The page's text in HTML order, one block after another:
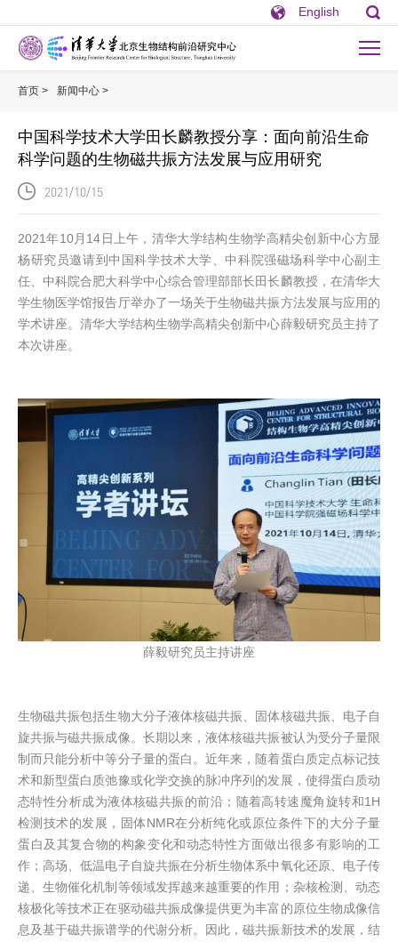
English
首页 > 新闻中心 >
中国科学技术大学田长麟教授分享：面向前沿生命
科学问题的生物磁共振方法发展与应用研究
2021/10/15
2021年10月14日上午，清华大学结构生物学高精尖创新中心方显
杨研究员邀请到中国科学技术大学、中科院强磁场科学中心副主
任、中科院合肥大科学中心综合管理部部长田长麟教授，在清华大
学生物医学馆报告厅举办了一场关于生物磁共振方法发展与应用的
学术讲座。清华大学结构生物学高精尖创新中心薛毅研究员主持了
本次讲座。
薛毅研究员主持讲座
生物磁共振包括生物大分子液体核磁共振、固体核磁共振、电子自
旋共振与磁共振成像。长期以来，液体核磁共振被认为受分子量限
制而只能分析中等分子量的蛋白。近年来，随着蛋白质定点标记技
术和新型蛋白质弛豫或化学交换的脉冲序列的发展，使得蛋白质动
态特性分析成为液体核磁共振的前沿；随着高转速魔角旋转和1H
检测技术的发展，固体NMR在分析纯化或原位条件下的大分子量
蛋白及其复合物的构象变化和动态特性方面做出很多有影响的工
作；高场、低温电子自旋共振在分析生物体系中氧化还原、电子传
递、生物催化机制等领域发挥越来越重要的作用；杂核检测、动态
核极化等技术正在驱动磁共振成像提供更为丰富的原位生物成像信
息及基于磁共振谱学的代谢分析。因此，磁共振新技术的发展，结